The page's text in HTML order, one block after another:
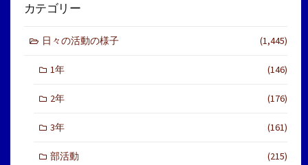
カテゴリー
日々の活動の様子 (1,445)
1年 (146)
2年 (176)
3年 (161)
部活動 (215)